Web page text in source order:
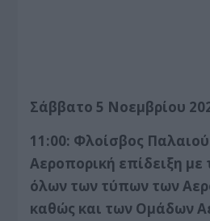
Σάββατο 5 Νοεμβρίου
11:00: Φλοίσβος
Αεροπορική επίδειξη
όλων των τύπων των
καθώς και των Ομάδων